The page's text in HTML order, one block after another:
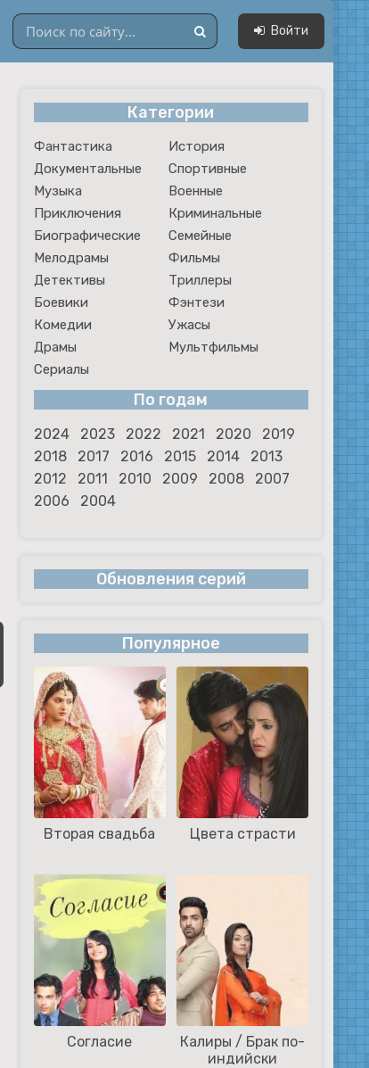
Мультфильмы
Сериалы
Войти
Категории
Фантастика
История
Документальные
Спортивные
Музыка
Военные
Приключения
Криминальные
Биографические
Семейные
Мелодрамы
Фильмы
Детективы
Триллеры
Боевики
Фэнтези
Комедии
Ужасы
Драмы
Мультфильмы
Сериалы
По годам
2024 2023 2022 2021 2020
2019
2018
2017 2016 2015 2014
2013
2012
2011 2010 2009 2008
2007
2006
2004
Обновления серий
Популярное
Вторая свадьба Цвета страсти
Согласие
Калиры / Брак по-
индийски